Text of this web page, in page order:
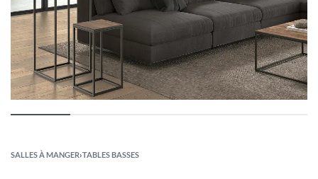
SALLES À MANGER›TABLES BASSES